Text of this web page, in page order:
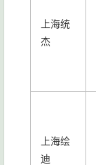
上海统
杰
上海绘
迪